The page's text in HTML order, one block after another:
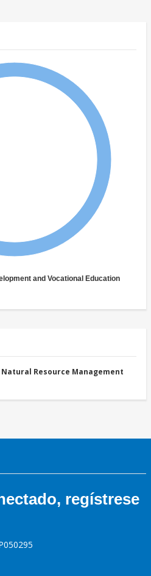
and Vocational Education
Natural Resource Management
regístrese